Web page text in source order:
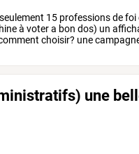
seulement 15 professionsdefoi
à votera bon dos) un
choisir? une
une